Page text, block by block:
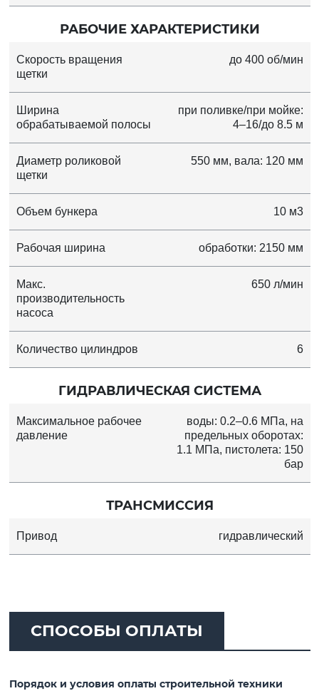
РАБОЧИЕ ХАРАКТЕРИСТИКИ
Скорость вращения
щетки
до 400 об/мин
Ширина
обрабатываемой полосы
при поливке/при мойке:
4–16/до 8.5 м
Диаметр роликовой
щетки
550 мм, вала: 120 мм
Объем бункера 10 м3
Рабочая ширина обработки: 2150 мм
Макс.
производительность
насоса
650 л/мин
Количество цилиндров 6
ГИДРАВЛИЧЕСКАЯ СИСТЕМА
Максимальное рабочее
давление
воды: 0.2–0.6 МПа, на
предельных оборотах:
1.1 МПа, пистолета: 150
бар
ТРАНСМИССИЯ
Привод гидравлический
СПОСОБЫ ОПЛАТЫ
Порядок и условия оплаты строительной техники